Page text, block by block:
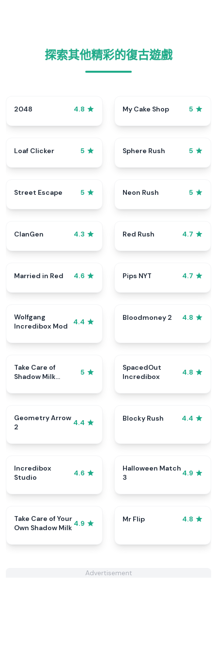
探索其他精彩的復古遊戲
2048 4.8 My Cake Shop 5
Loaf Clicker 5 Sphere Rush 5
Street Escape 5 Neon Rush 5
ClanGen 4.3 Red Rush 4.7
Married in Red 4.6 Pips NYT 4.7
Wolfgang
Incredibox Mod
4.4
Bloodmoney 2 4.8
Take Care of
Shadow Milk
5
SpacedOut
Incredibox
4.8
Geometry Arrow
2
4.4
Blocky Rush 4.4
Incredibox
Studio
4.6
Halloween Match
3
4.9
Take Care of Your
Own Shadow Milk 4.9
Mr Flip 4.8
Advertisement